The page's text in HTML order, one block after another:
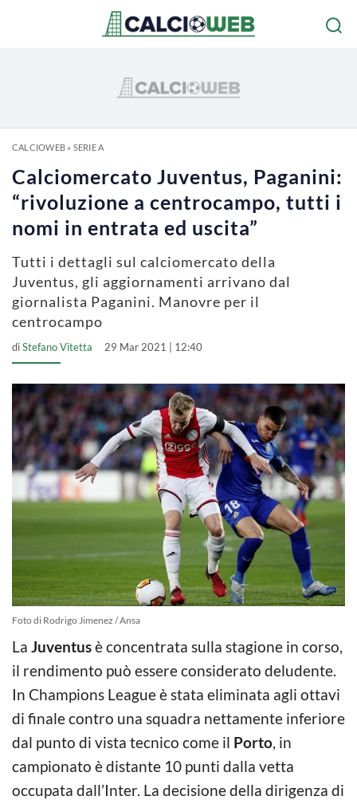
CALCIOWEB» SERIE A
Calciomercato Juventus, Paganini:
“rivoluzione a centrocampo, tutti i
nomi in entrata ed uscita”
Tutti i dettagli sul calciomercato della
Juventus, gli aggiornamenti arrivano dal
giornalista Paganini. Manovre per il
centrocampo
diStefano Vitetta 29 Mar 2021 | 12:40
Foto di Rodrigo Jimenez / Ansa
La Juventusè concentrata sulla stagione in corso,
il rendimento può essere considerato deludente.
In Champions League è stata eliminata agli ottavi
di finale contro una squadra nettamente inferiore
dal punto di vista tecnico come il Porto, in
campionato è distante 10 punti dalla vetta
occupata dall’Inter. La decisione della dirigenza di